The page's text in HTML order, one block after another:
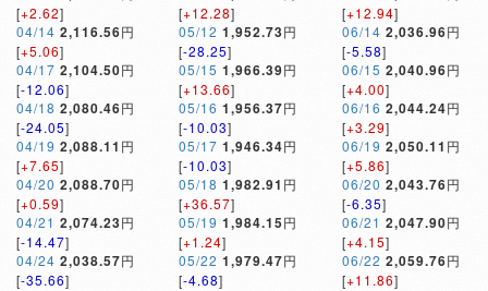
[+2.62]
04/14 2,116.56円
[+5.06]
04/17 2,104.50円
[-12.06]
04/18 2,080.46円
[-24.05]
04/19 2,088.11 円
[+7.65]
04/20 2,088.70円
[+0.59]
04/21 2,074.23円
[-14.47]
04/24 2,038.57円
[-35.66]
[+12.28]
05/12 1,952.73円
[-28.25]
05/15 1,966.39円
[+13.66]
05/16 1,956.37円
[-10.03]
05/17 1,946.34円
[-10.03]
05/18 1,982.91 円
[+36.57]
05/19 1,984.15円
[+1.24]
05/22 1,979.47円
[-4.68]
[+12.94]
06/14 2,036.96円
[-5.58]
06/15 2,040.96円
[+4.00]
06/16 2,044.24円
[+3.29]
06/19 2,050.11 円
[+5.86]
06/20 2,043.76円
[-6.35]
06/21 2,047.90円
[+4.15]
06/22 2,059.76円
[+11.86]